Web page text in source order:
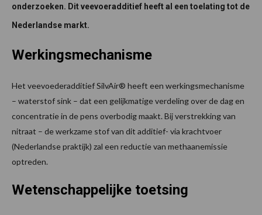
onderzoeken. Dit veevoeradditief heeft al een toelating tot de
Nederlandse markt.
Werkingsmechanisme
Het veevoederadditief SilvAir® heeft een werkingsmechanisme
– waterstof sink – dat een gelijkmatige verdeling over de dag en
concentratie in de pens overbodig maakt. Bij verstrekking van
nitraat – de werkzame stof van dit additief- via krachtvoer
(Nederlandse praktijk) zal een reductie van methaanemissie
optreden.
Wetenschappelijke toetsing